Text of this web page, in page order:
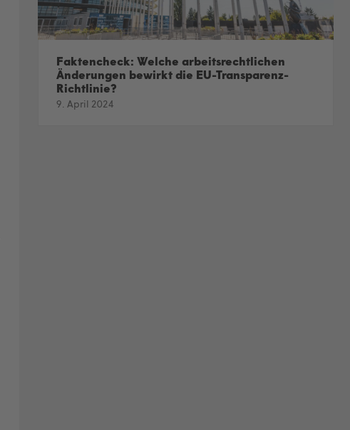
Faktencheck: Welche arbeitsrechtlichen
Änderungen bewirkt die EU-Transparenz-
Richtlinie?
9. April 2024